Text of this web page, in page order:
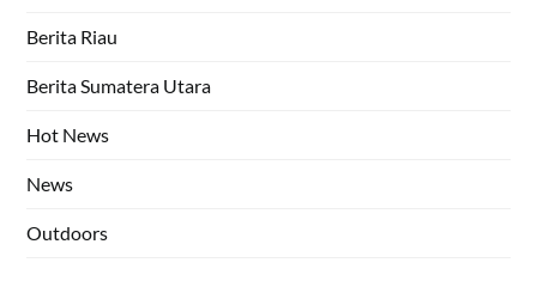
Berita Riau
Berita Sumatera Utara
Hot News
News
Outdoors